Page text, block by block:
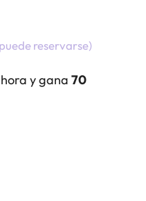
reservarse)
y gana 70